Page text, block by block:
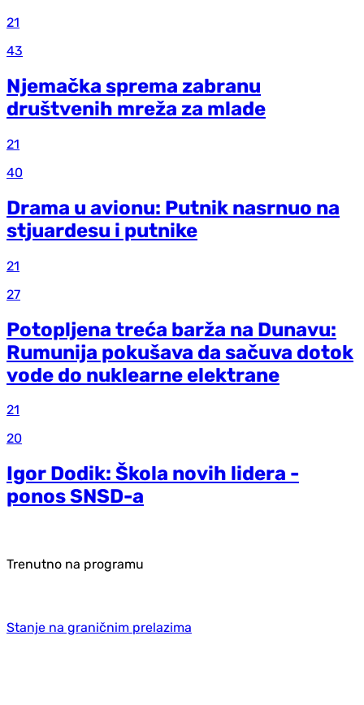
21
43
Njemačka sprema zabranu
društvenih mreža za mlade
21
40
Drama u avionu: Putnik nasrnuo na
stjuardesu i putnike
21
27
Potopljena treća barža na Dunavu:
Rumunija pokušava da sačuva dotok
vode do nuklearne elektrane
21
20
Igor Dodik: Škola novih lidera -
ponos SNSD-a
Trenutno na programu
Stanje na graničnim prelazima